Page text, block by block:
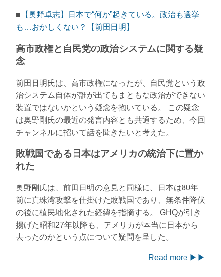
■ 【奥野卓志】日本で“何か”起きている。政治も選挙
も…おかしくない？【前田日明】
高市政権と自民党の政治システムに関する疑
念
前田日明氏は、高市政権になったが、自民党という政
治システム自体が誰が出てもまともな政治ができない
装置ではないかという疑念を抱いている。 この疑念
は奥野剛氏の最近の発言内容とも共通するため、今回
チャンネルに招いて話を聞きたいと考えた。
敗戦国である日本はアメリカの統治下に置か
れた
奥野剛氏は、前田日明の意見と同様に、日本は80年
前に真珠湾攻撃を仕掛けた敗戦国であり、無条件降伏
の後に植民地化された経緯を指摘する。 GHQが引き
揚げた昭和27年以降も、アメリカが本当に日本から
去ったのかという点について疑問を呈した。
Read more ▶▶